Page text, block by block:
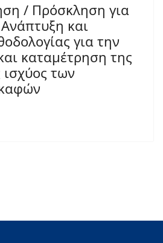
/ Πρόσκληση για
και
για την
καταμέτρηση της
των